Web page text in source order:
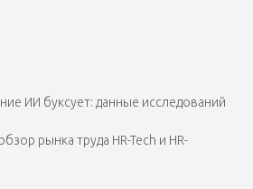
ИИ буксует: данные исследований
рынка труда HR-Tech и HR-